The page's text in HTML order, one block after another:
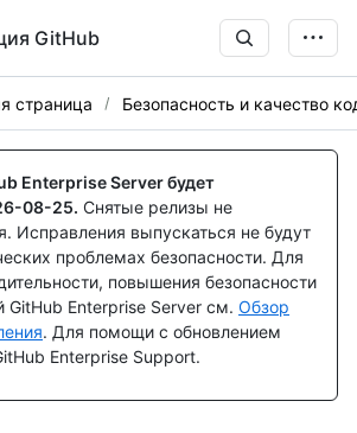
GitHub
страница Безопасность и качество
Enterprise Server будет
08-25. Снятые релизы не
Исправления выпускаться не будут
проблемах безопасности. Для
повышения безопасности
GitHub Enterprise Server см. Обзор
. Для помощи с обновлением
Enterprise Support.